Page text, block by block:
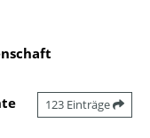
123 Einträge